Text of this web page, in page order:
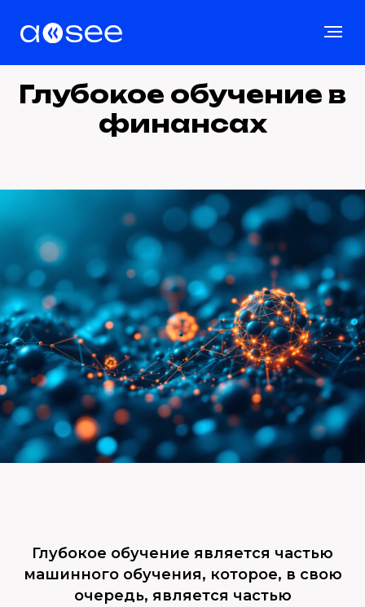
Глубокое обучение в
финансах
Глубокое обучение является частью
машинного обучения, которое, в свою
очередь, является частью